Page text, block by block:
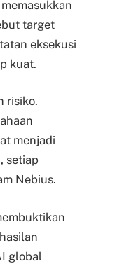
target
eksekusi
kuat.
risiko.
menjadi
setiap
Nebius.
global